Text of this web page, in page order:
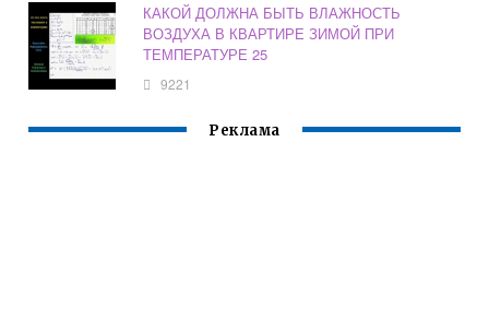
КАКОЙ ДОЛЖНА БЫТЬ ВЛАЖНОСТЬ
ВОЗДУХА В КВАРТИРЕ ЗИМОЙ ПРИ
ТЕМПЕРАТУРЕ 25
9221
Реклама